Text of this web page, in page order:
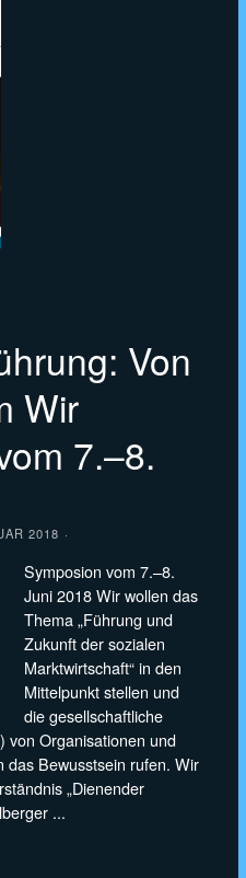
Von
Wir
7.–8.
2018 ·
Symposion vom 7.–8.
Juni 2018 Wir wollen das
Thema „Führung und
Zukunft der sozialen
Marktwirtschaft“ in den
Mittelpunkt stellen und
die gesellschaftliche
von Organisationen und
das Bewusstsein rufen. Wir
„Dienender
...